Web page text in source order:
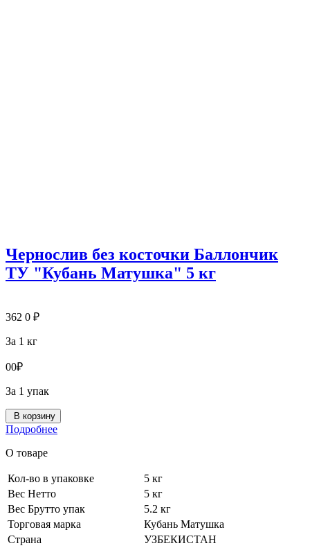
Чернослив без косточки Баллончик
ТУ "Кубань Матушка" 5 кг
362 0 ₽
За 1 кг
00₽
За 1 упак
В корзину
Подробнее
О товаре
Кол-во в упаковке
5 кг
Вес Нетто
5 кг
Вес Брутто упак
5.2 кг
Торговая марка
Кубань Матушка
Страна
УЗБЕКИСТАН